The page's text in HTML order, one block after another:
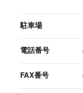
駐車場
電話番号
FAX番号